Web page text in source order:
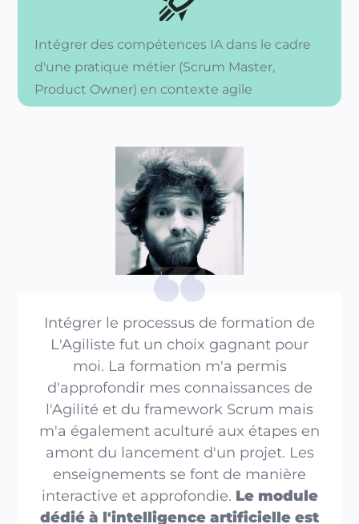
Intégrer des compétences IA dans le cadre
d'une pratique métier (Scrum Master,
Product Owner) en contexte agile
Intégrer le processus de formation de
L'Agiliste fut un choix gagnant pour
moi. La formation m'a permis
d'approfondir mes connaissances de
l'Agilité et du framework Scrum mais
m'a également aculturé aux étapes en
amont du lancement d'un projet. Les
enseignements se font de manière
interactive et approfondie. Le module
dédié à l'intelligence artificielle est